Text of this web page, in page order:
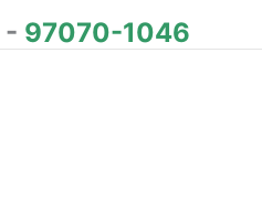
- 97070-1046